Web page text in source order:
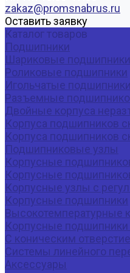
zakaz@promsnabrus.ru
Оставить заявку
Каталог товаров
Подшипники
Шариковые подшипники
Роликовые подшипники
Игольчатые подшипники
Разъемные
Двойные корпуса
Корпуса подшипников
Корпуса подшипников
Подшипниковые узлы
Корпусные
Корпусные
Корпусные узлы с
Корпусные подшипники
Высокотемпературные
Корпусные
С коническим
Системы линейного
Аксессуары